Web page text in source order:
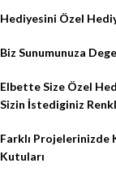
Hediyesini Özel
Biz Sunumunuza
Elbette Size Özel
Sizin İstediginiz
Farklı Projelerinizde
Kutuları